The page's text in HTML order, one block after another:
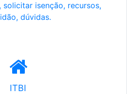
solicitar isenção, recursos,
dúvidas.
ITBI